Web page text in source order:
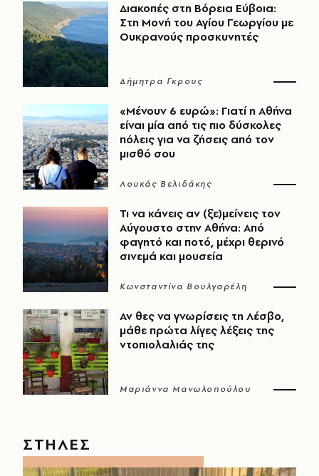
Διακοπές στη Βόρεια Εύβοια:
Στη Μονή του Αγίου Γεωργίου με
Ουκρανούς προσκυνητές
Δήμητρα Γκρους
«Μένουν 6 ευρώ»: Γιατί η Αθήνα
είναι μία από τις πιο δύσκολες
πόλεις για να ζήσεις από τον
μισθό σου
Λουκάς Βελιδάκης
Τι να κάνεις αν (ξε)μείνεις τον
Αύγουστο στην Αθήνα: Από
φαγητό και ποτό, μέχρι θερινό
σινεμά και μουσεία
Κωνσταντίνα Βουλγαρέλη
Αν θες να γνωρίσεις τη Λέσβο,
μάθε πρώτα λίγες λέξεις της
ντοπιολαλιάς της
Μαριάννα Μανωλοπούλου
ΣΤΗΛΕΣ